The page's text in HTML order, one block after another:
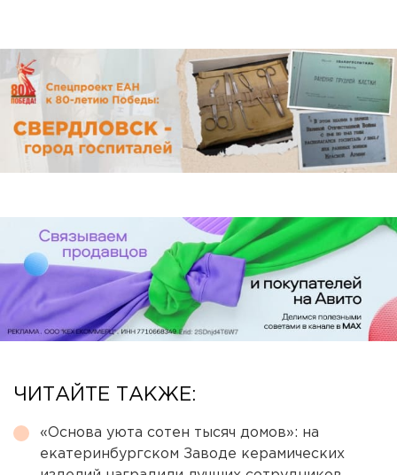
ЧИТАЙТЕ ТАКЖЕ:
«Основа уюта сотен тысяч домов»: на
екатеринбургском Заводе керамических